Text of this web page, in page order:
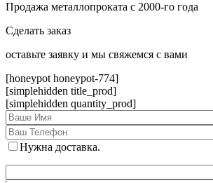
Продажа металлопроката с 2000-го года
Сделать заказ
оcтавьте заявку и мы свяжемся с вами
[honeypot honeypot-774]
[simplehidden title_prod]
[simplehidden quantity_prod]
Нужна доставка.